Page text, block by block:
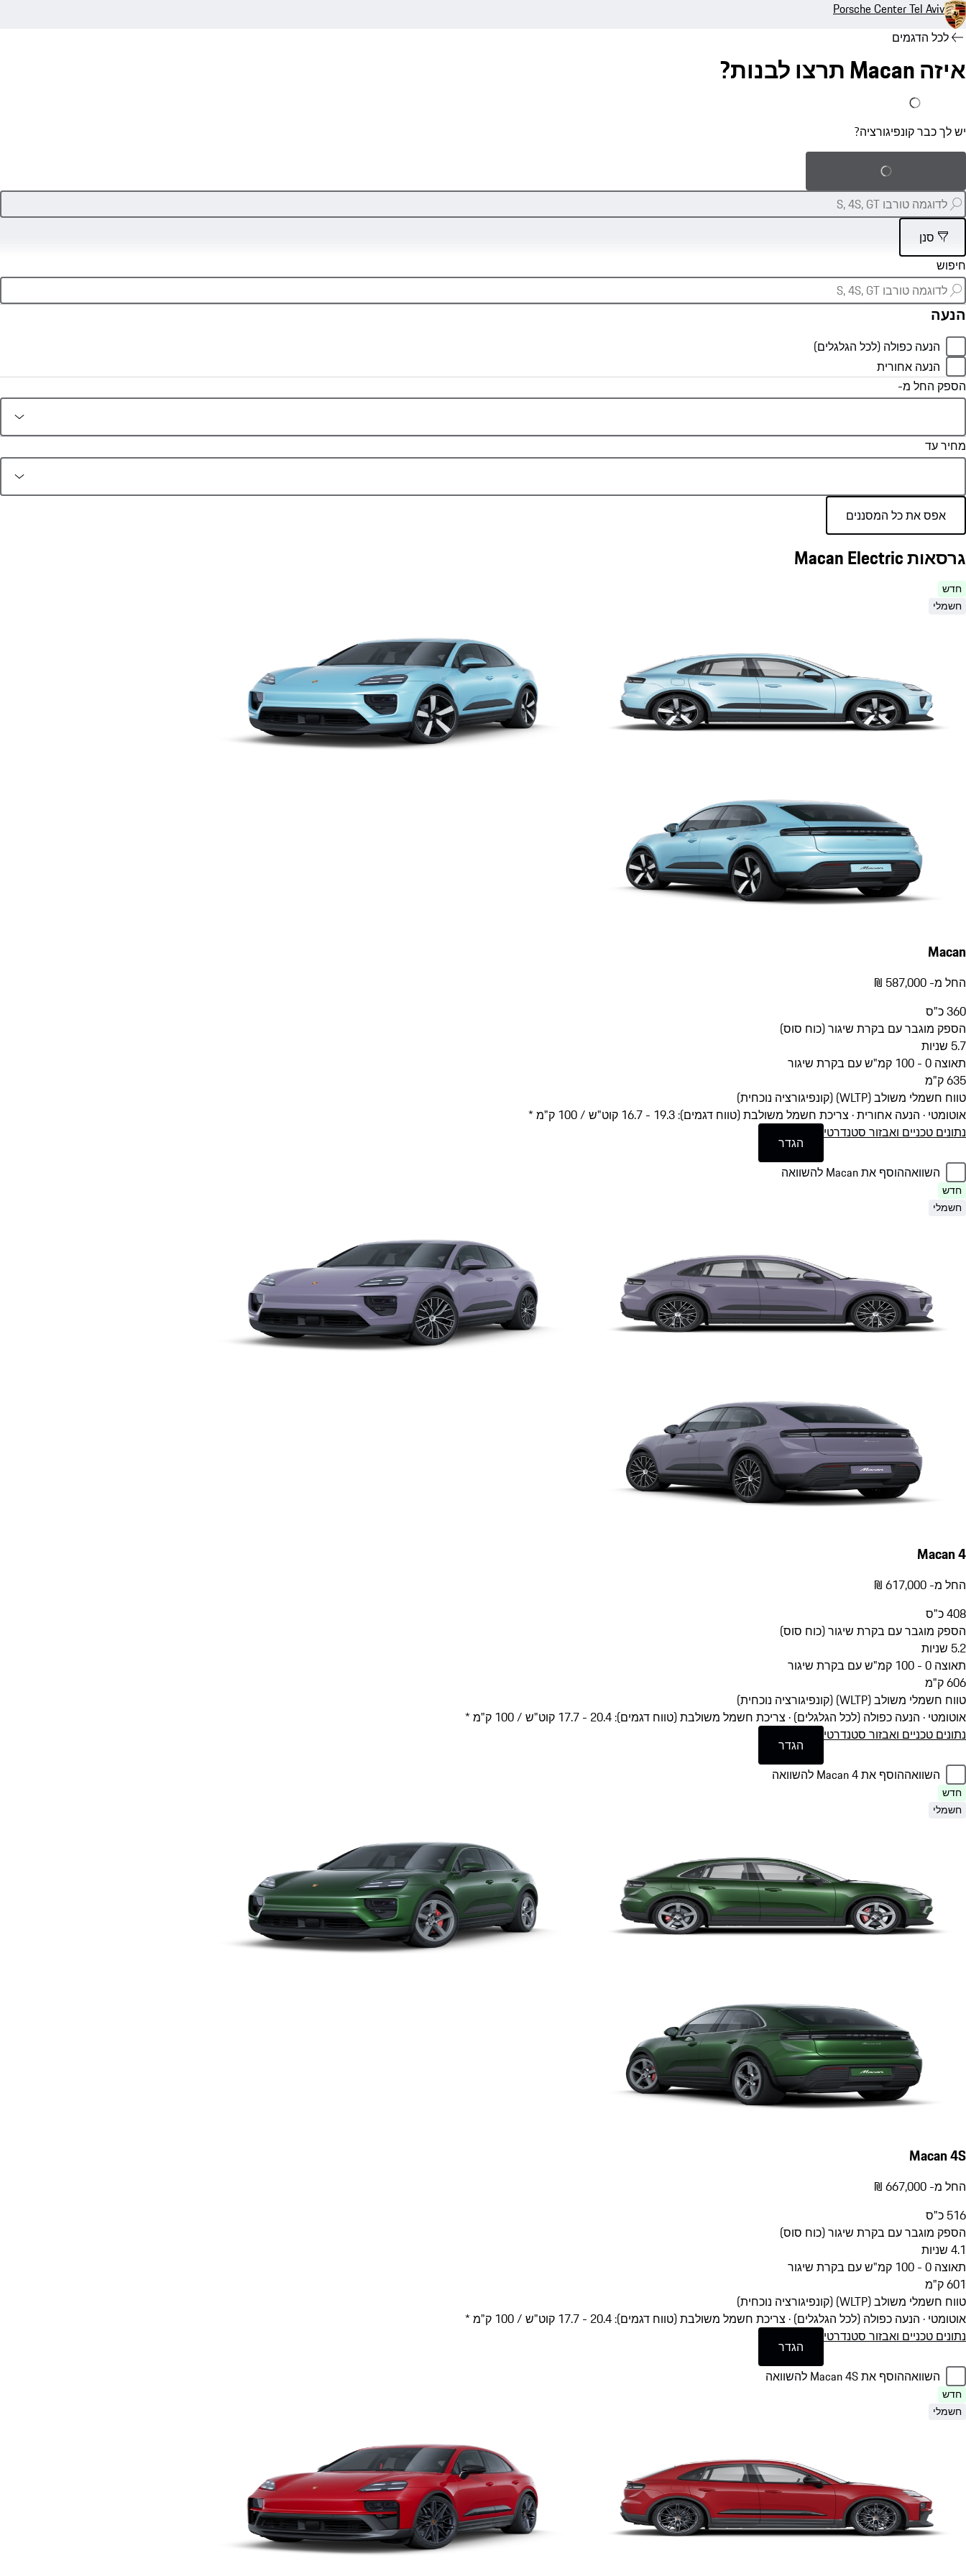
Porsche Center Tel Aviv
לכל הדגמים
איזה Macan תרצו לבנות?
יש לי כבר קונפיגורציה
יש לך כבר קונפיגורציה?
טען קונפיגורציה שנשמרה
סנן
הנעה
הנעה כפולה (לכל הגלגלים)
הנעה אחורית
הספק החל מ-
מחיר עד
אפס את כל המסננים
גרסאות Macan Electric
חדש
חשמלי
Macan
החל מ- ‏587,000 ‏₪
360כ"ס
הספק מוגבר עם בקרת שיגור (כוח סוס)
5.7 שניות
תאוצה 0 - 100 קמ"ש עם בקרת שיגור
635ק"מ
טווח חשמלי משולב (WLTP) (קונפיגורציה נוכחית)
אוטומטי · הנעה אחורית· צריכת חשמל משולבת (טווח דגמים): 19.3 - 16.7 קוט"ש / 100 ק"מ *
נתונים טכניים ואבזור סטנדרטי
הגדר
השוואההוסף את Macan להשוואה
חדש
חשמלי
Macan 4
החל מ- ‏617,000 ‏₪
408כ"ס
הספק מוגבר עם בקרת שיגור (כוח סוס)
5.2 שניות
תאוצה 0 - 100 קמ"ש עם בקרת שיגור
606ק"מ
טווח חשמלי משולב (WLTP) (קונפיגורציה נוכחית)
אוטומטי · הנעה כפולה (לכל הגלגלים) · צריכת חשמל משולבת (טווח דגמים): 20.4 - 17.7 קוט"ש / 100 ק"מ *
נתונים טכניים ואבזור סטנדרטי
הגדר
השוואההוסף את Macan 4 להשוואה
חדש
חשמלי
Macan 4S
החל מ- ‏667,000 ‏₪
516 כ"ס
הספק מוגבר עם בקרת שיגור (כוח סוס)
4.1 שניות
תאוצה 0 - 100 קמ"ש עם בקרת שיגור
601ק"מ
טווח חשמלי משולב (WLTP) (קונפיגורציה נוכחית)
אוטומטי · הנעה כפולה (לכל הגלגלים) · צריכת חשמל משולבת (טווח דגמים): 20.4 - 17.7 קוט"ש / 100 ק"מ *
נתונים טכניים ואבזור סטנדרטי
הגדר
השוואההוסף את Macan 4S להשוואה
חדש
חשמלי